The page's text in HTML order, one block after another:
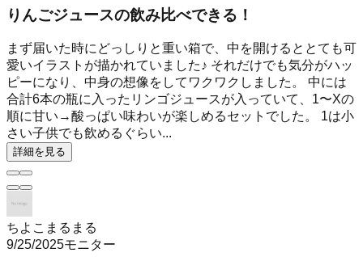
りんごジュースの飲み比べできる！
まず届いた時にどっしりと重い箱で、中を開けるととても可
愛いイラストが描かれていました♪ それだけでも気分がハッ
ピーになり、中身の想像をしてワクワクしました。 中には
合計6本の瓶に入ったリンゴジュースが入っていて、1〜Xの
順に甘い→酸っぱい味わいが楽しめるセットでした。 1は小
さい子供でも飲めるぐらい...
詳細を見る
ちよこまるまる
9/25/2025モニター